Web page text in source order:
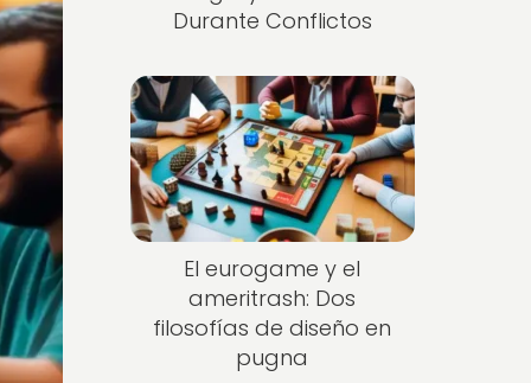
Durante Conflictos
El eurogame y el
ameritrash: Dos
filosofías de diseño en
pugna